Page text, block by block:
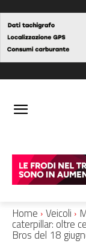
Home Veicoli
caterpillar: oltre
Bros del 18